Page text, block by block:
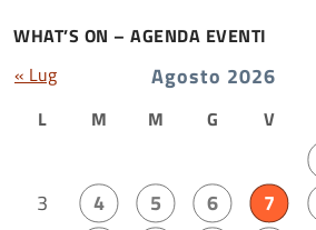
WHAT’S ON – AGENDA EVENTI
Agosto 2026
L M M G V
3
4 5 6 7
« Lug